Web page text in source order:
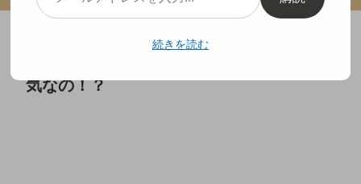
気なの！？
続きを読む